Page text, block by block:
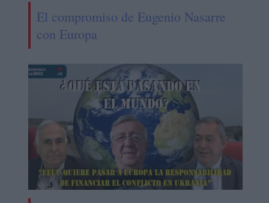
El compromiso de Eugenio Nasarre
con Europa